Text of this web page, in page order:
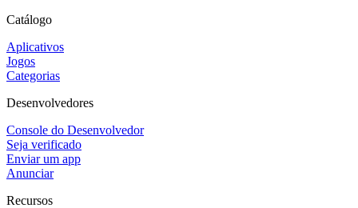
Catálogo
Aplicativos
Jogos
Categorias
Desenvolvedores
Console do Desenvolvedor
Seja verificado
Enviar um app
Anunciar
Recursos